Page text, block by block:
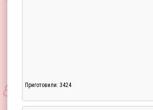
Приготовили: 3424